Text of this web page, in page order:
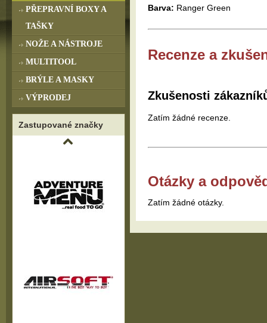
Barva: Ranger Green
Recenze a
Zkušenosti
Zatím žádné recenze.
Otázky a
Zatím žádné otázky.
PŘEPRAVNÍ BOXY A
TAŠKY
NOŽE A NÁSTROJE
MULTITOOL
BRÝLE A MASKY
VÝPRODEJ
Zastupované značky